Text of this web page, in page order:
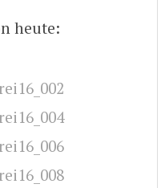
heute: